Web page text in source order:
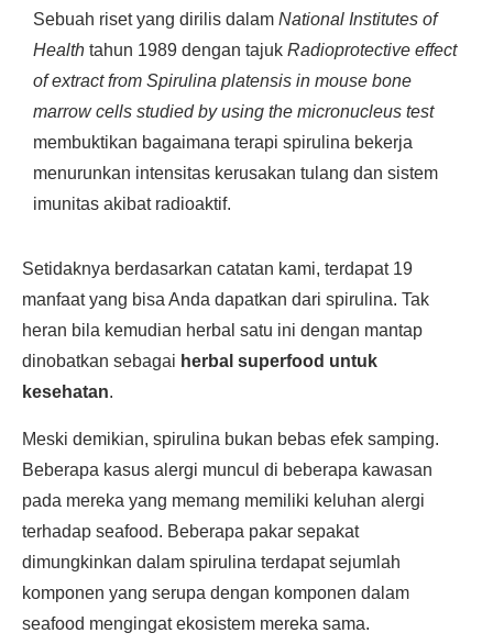
Sebuah riset yang dirilis dalam National Institutes of
Health tahun 1989 dengan tajuk Radioprotective effect
of extract from Spirulina platensis in mouse bone
marrow cells studied by using the micronucleus test
membuktikan bagaimana terapi spirulina bekerja
menurunkan intensitas kerusakan tulang dan sistem
imunitas akibat radioaktif.
Setidaknya berdasarkan catatan kami, terdapat 19
manfaat yang bisa Anda dapatkan dari spirulina. Tak
heran bila kemudian herbal satu ini dengan mantap
dinobatkan sebagai herbal superfood untuk
kesehatan.
Meski demikian, spirulina bukan bebas efek samping.
Beberapa kasus alergi muncul di beberapa kawasan
pada mereka yang memang memiliki keluhan alergi
terhadap seafood. Beberapa pakar sepakat
dimungkinkan dalam spirulina terdapat sejumlah
komponen yang serupa dengan komponen dalam
seafood mengingat ekosistem mereka sama.